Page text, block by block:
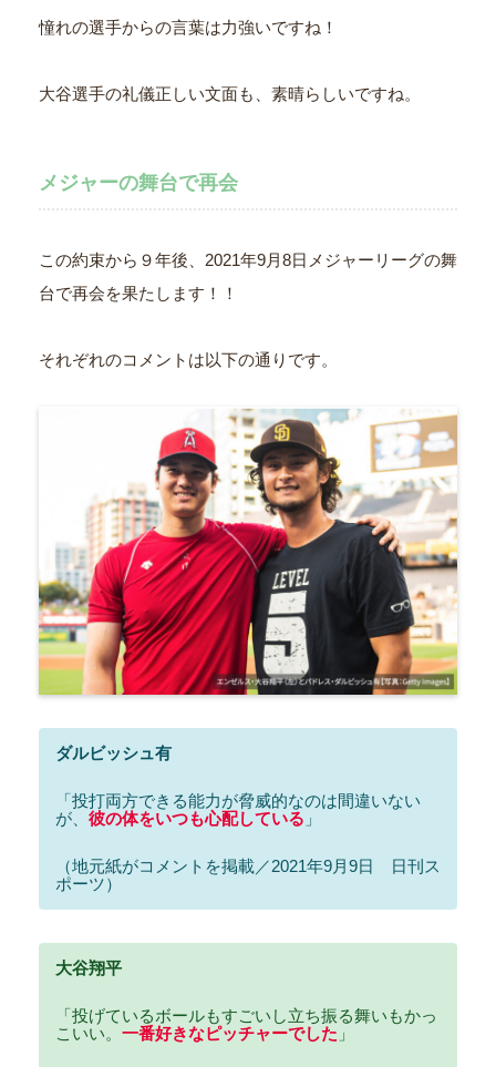
憧れの選手からの言葉は力強いですね！
大谷選手の礼儀正しい文面も、素晴らしいですね。
メジャーの舞台で再会
この約束から９年後、2021年9月8日メジャーリーグの舞
台で再会を果たします！！
それぞれのコメントは以下の通りです。
ダルビッシュ有
「投打両方できる能力が脅威的なのは間違いない
が、 彼の体をいつも心配している 」
（地元紙がコメントを掲載／2021年9月9日 日刊ス
ポーツ）
大谷翔平
「投げているボールもすごいし立ち振る舞いもかっ
こいい。 一番好きなピッチャーでした 」